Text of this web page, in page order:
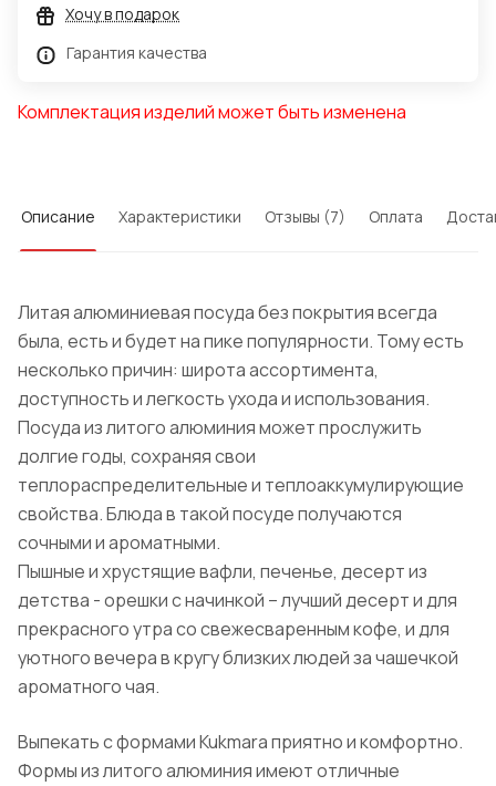
Хочу в подарок
Гарантия качества
Комплектация изделий может быть изменена
Описание Характеристики Отзывы (7) Оплата
Литая алюминиевая посуда без покрытия всегда
была, есть и будет на пике популярности. Тому есть
несколько причин: широта ассортимента,
доступность и легкость ухода и использования.
Посуда из литого алюминия может прослужить
долгие годы, сохраняя свои
теплораспределительные и теплоаккумулирующие
свойства. Блюда в такой посуде получаются
сочными и ароматными.
Пышные и хрустящие вафли, печенье, десерт из
детства - орешки с начинкой – лучший десерт и для
прекрасного утра со свежесваренным кофе, и для
уютного вечера в кругу близких людей за чашечкой
ароматного чая.
Выпекать с формами Kukmara приятно и комфортно.
Формы из литого алюминия имеют отличные